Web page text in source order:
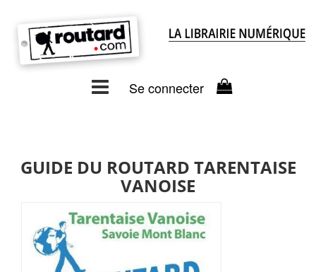
Se connecter
GUIDE DU ROUTARD TARENTAISE
VANOISE